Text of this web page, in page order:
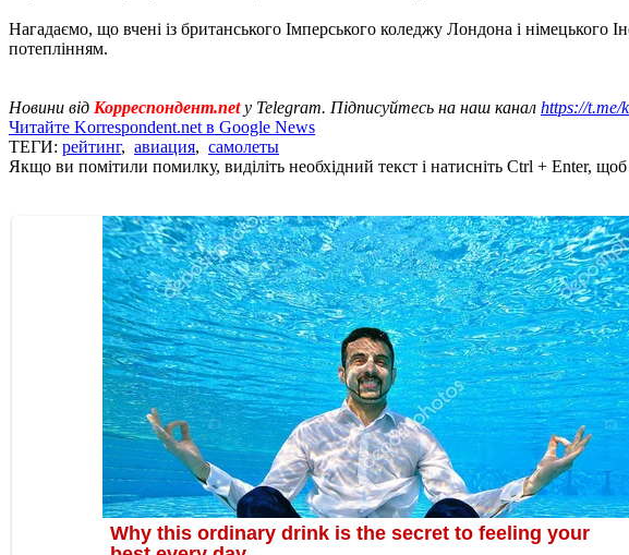
Нагадаємо, що вчені із британського Імперського коледжу Лондона і німецького
потеплінням.
Новини від Корреспондент.net у Telegram. Підписуйтесь на наш канал https://t.me/
Читайте Korrespondent.net в Google News
ТЕГИ: рейтинг, авиация, самолеты
Якщо ви помітили помилку, виділіть необхідний текст і натисніть Ctrl + Enter,